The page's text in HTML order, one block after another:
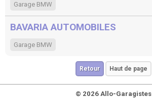
Garage BMW
BAVARIA AUTOMOBILES
Garage BMW
Retour Haut de page
© 2026 Allo-Garagistes